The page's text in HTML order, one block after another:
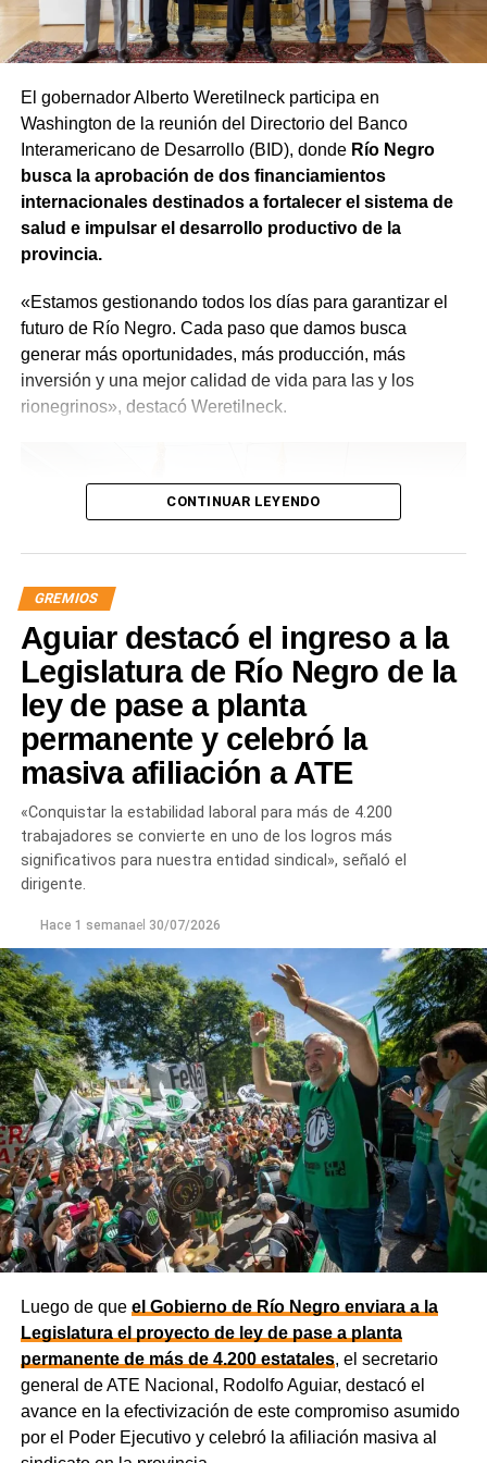
sino que también busca garantizar que el procedimiento
se desarrolle con responsabilidad. «Tenemos que dar
hecho con absoluta responsabilidad y con la visión de
que quienes estén trabajando en el Estado sean los
mejores», expresó.
El gobernador Alberto Weretilneck participa en
Washington de la reunión del Directorio del Banco
Interamericano de Desarrollo (BID), donde Río Negro
busca la aprobación de dos financiamientos
internacionales destinados a fortalecer el sistema de
salud e impulsar el desarrollo productivo de la
provincia.
«Estamos gestionando todos los días para garantizar el
futuro de Río Negro. Cada paso que damos busca
generar más oportunidades, más producción, más
inversión y una mejor calidad de vida para las y los
rionegrinos», destacó Weretilneck.
Las gestiones ante el BID comprenden un crédito de
85 millones de dólares destinado a ampliar la
producción, incorporar nuevas áreas bajo riegoy
fortalecer la capacidad de la provincia para enfrentar los
efectos del cambio climático;y otro de 60 millones de
dólares para equipamiento y modernización de los
hospitales.
El gobernador está acompañado por el ministro de
Desarrollo Económico y Productivo, Carlos Banacloy; el
ministro de Salud, Demetrio Thalasselis; el ministro de
Hacienda, Gabriel Sánchez y el director ejecutivo de la
Unidad Provincial de Coordinación y Ejecución del
Financiamiento Externo (UPCEFE), Martín Camiña.
CONTINUAR LEYENDO
GREMIOS
Aguiar destacó el ingreso a la
Legislatura de Río Negro de la
ley de pase a planta
permanente y celebró la
masiva afiliación a ATE
«Conquistar la estabilidad laboral para más de 4.200
trabajadores se convierte en uno de los logros más
significativos para nuestra entidad sindical», señaló el
dirigente.
Hace 1 semanael 30/07/2026
Luego de que el Gobierno de Río Negro enviara a la
Legislatura el proyecto de ley de pase a planta
permanente de más de 4.200 estatales, el secretario
general de ATE Nacional, Rodolfo Aguiar, destacó el
avance en la efectivización de este compromiso asumido
por el Poder Ejecutivo y celebró la afiliación masiva al